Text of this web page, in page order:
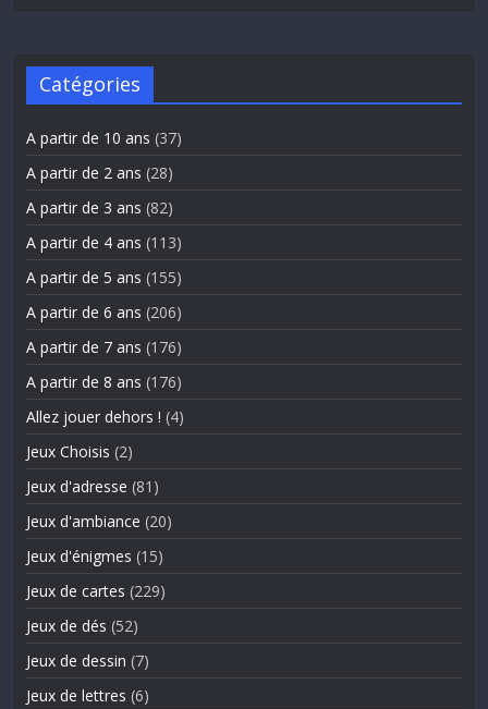
Catégories
A partir de 10 ans (37)
A partir de 2 ans (28)
A partir de 3 ans (82)
A partir de 4 ans (113)
A partir de 5 ans (155)
A partir de 6 ans (206)
A partir de 7 ans (176)
A partir de 8 ans (176)
Allez jouer dehors ! (4)
Jeux Choisis (2)
Jeux d'adresse (81)
Jeux d'ambiance (20)
Jeux d'énigmes (15)
Jeux de cartes (229)
Jeux de dés (52)
Jeux de dessin (7)
Jeux de lettres (6)